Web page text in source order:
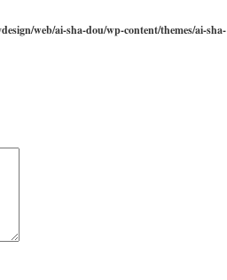
web/ai-sha-dou/wp-content/themes/ai-sha-